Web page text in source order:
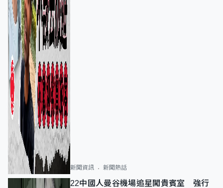
新聞資訊 新聞熱話
22中國人曼谷機場追星闖貴賓室 強行